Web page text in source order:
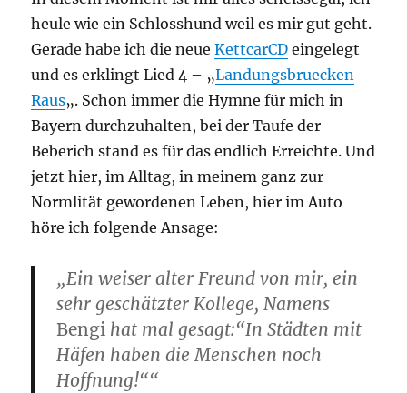
heule wie ein Schlosshund weil es mir gut geht.
Gerade habe ich die neueKettcarCD eingelegt
und es erklingt Lied 4 – „Landungsbruecken
Raus„. Schon immer die Hymne für mich in
Bayern durchzuhalten, bei der Taufe der
Beberich stand es für das endlich Erreichte. Und
jetzt hier, im Alltag, in meinem ganz zur
Normlität gewordenen Leben, hier im Auto
höre ich folgende Ansage:
„Ein weiser alter Freund von mir, ein
sehr geschätzter Kollege, Namens
Bengi hat mal gesagt:“In Städten mit
Häfen haben die Menschen noch
Hoffnung!““